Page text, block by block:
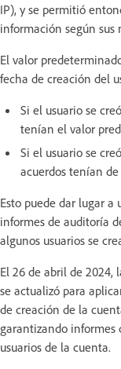
IP), y se permitió
información según sus
El valor
fecha de creación del
Si el usuario se
tenían el valor
Si el usuario se
acuerdos tenían
Esto puede dar lugar
informes de auditoría
algunos usuarios se
El 26 de abril de
se actualizó para
de creación de la
garantizando informes
usuarios de la cuenta.